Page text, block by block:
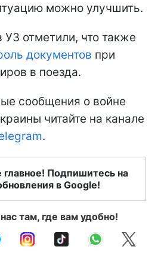
можно улучшить.
отметили, что также
документов при
в поезда.
сообщения о войне
читайте на канале
.
главное! Подпишитесь на
в Google!
там, где вам удобно!